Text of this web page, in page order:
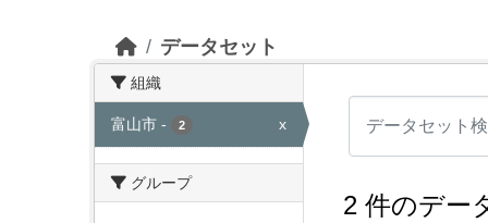
データセット
組織
富山市 - 2 x
グループ
2 件のデー